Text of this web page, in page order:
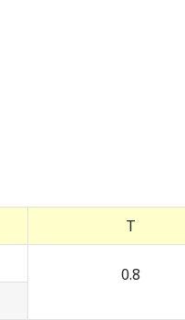
T
0.8